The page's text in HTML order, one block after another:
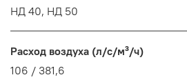
НД 40, НД 50
Расход воздуха (л/с/м³/ч)
106 / 381,6